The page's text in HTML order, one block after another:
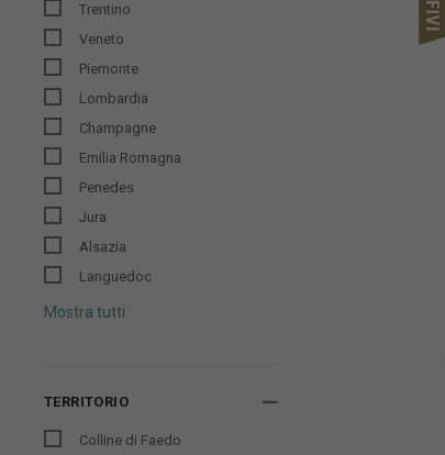
Trentino
Veneto
Piemonte
Lombardia
Champagne
Emilia Romagna
Penedes
Jura
Alsazia
Languedoc
Mostra tutti
TERRITORIO
Colline di Faedo